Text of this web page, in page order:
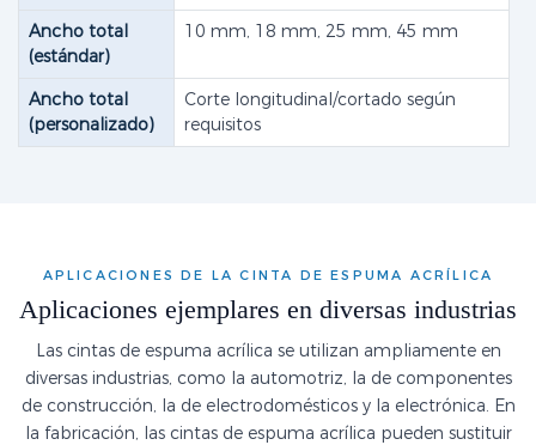
Ancho total
(estándar)
10 mm, 18 mm, 25 mm, 45 mm
Ancho total
(personalizado)
Corte longitudinal/cortado según
requisitos
APLICACIONES DE LA CINTA DE ESPUMA ACRÍLICA
Aplicaciones ejemplares en diversas industrias
Las cintas de espuma acrílica se utilizan ampliamente en
diversas industrias, como la automotriz, la de componentes
de construcción, la de electrodomésticos y la electrónica. En
la fabricación, las cintas de espuma acrílica pueden sustituir